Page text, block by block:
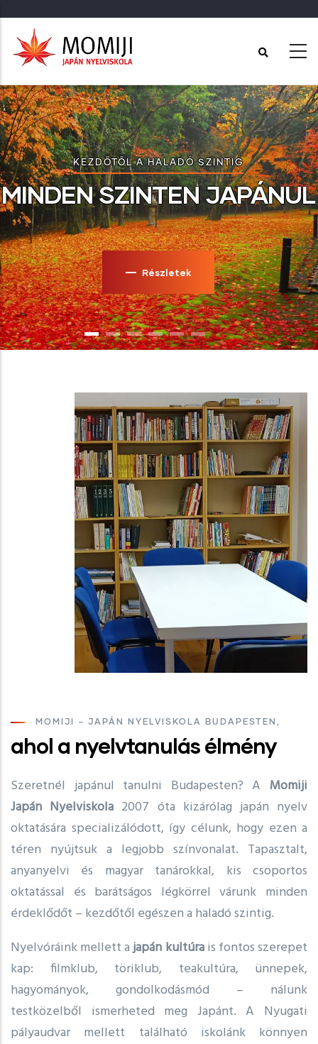
tartalomra
KEZDŐTŐL A HALADÓ SZINTIG
MINDEN SZINTEN JAPÁNUL
Részletek
MOMIJI – JAPÁN NYELVISKOLA BUDAPESTEN,
ahol a nyelvtanulás élmény
Szeretnél japánul tanulni Budapesten? A Momiji
Japán Nyelviskola 2007 óta kizárólag japán nyelv
oktatására specializálódott, így célunk, hogy ezen a
téren nyújtsuk a legjobb színvonalat. Tapasztalt,
anyanyelvi és magyar tanárokkal, kis csoportos
oktatással és barátságos légkörrel várunk minden
érdeklődőt – kezdőtől egészen a haladó szintig.
Nyelvóráink mellett ajapán kultúrais fontos szerepet
kap: filmklub, töriklub, teakultúra, ünnepek,
hagyományok, gondolkodásmód – nálunk
testközelből ismerheted meg Japánt. A Nyugati
pályaudvar mellett található iskolánk könnyen